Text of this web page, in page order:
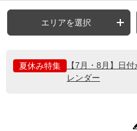
エリアを選択
夏休み特集
【7月・8月】日
レンダー